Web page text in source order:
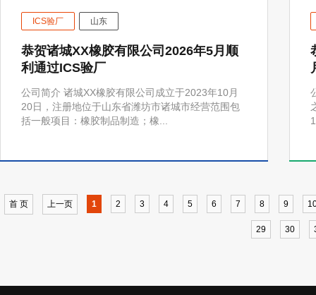
ICS验厂 山东
恭贺诸城XX橡胶有限公司2026年5月顺
利通过ICS验厂
公司简介 诸城XX橡胶有限公司成立于2023年10月
20日，注册地位于山东省潍坊市诸城市经营范围包
括一般项目：橡胶制品制造；橡...
首 页 上一页 1 2 3 4 5 6 7 8 9
29 30